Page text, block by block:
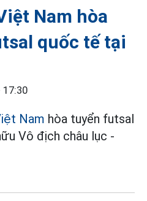
Nam hòa
quốc tế tại
Nam hòa tuyển futsal
Vô địch châu lục -